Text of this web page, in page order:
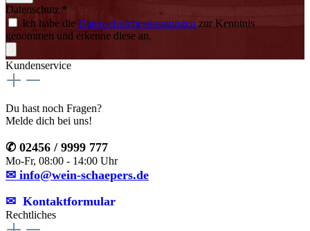
Datenschutz *
Ich habe die Datenschutzbestimmungen zur Kenntnis
genommen und erkenne diese an.
Kundenservice
Du hast noch Fragen?
Melde dich bei uns!
✆ 02456 / 9999 777
Mo-Fr, 08:00 - 14:00 Uhr
✉ info@wein-schaepers.de
✉︎ Kontaktformular
Rechtliches